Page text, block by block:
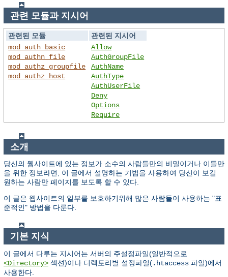
관련 모듈과 지시어
관련된 모듈
관련된 지시어
mod_auth_basic
mod_authn_file
mod_authz_groupfile
mod_authz_host
Allow
AuthGroupFile
AuthName
AuthType
AuthUserFile
Deny
Options
Require
소개
당신의 웹사이트에 있는 정보가 소수의 사람들만의 비밀이거나 이들만
을 위한 정보라면, 이 글에서 설명하는 기법을 사용하여 당신이 보길
원하는 사람만 페이지를 보도록 할 수 있다.
이 글은 웹사이트의 일부를 보호하기위해 많은 사람들이 사용하는 "표
준적인" 방법을 다룬다.
기본 지식
이 글에서 다루는 지시어는 서버의 주설정파일(일반적으로
<Directory> 섹션)이나 디렉토리별 설정파일(.htaccess 파일)에서
사용한다.